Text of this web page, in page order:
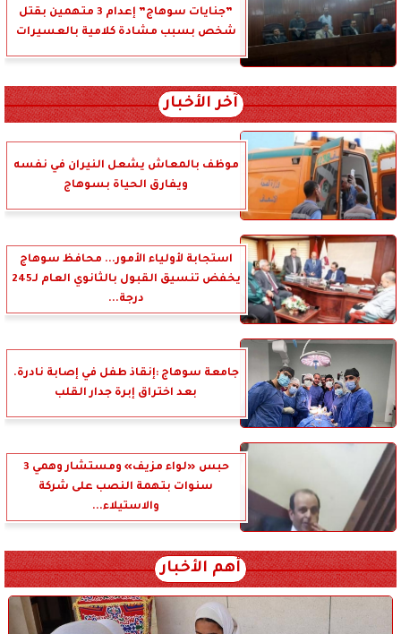
”جنايات سوهاج” إعدام 3 متهمين بقتل
شخص بسبب مشادة كلامية بالعسيرات
آخر الأخبار
موظف بالمعاش يشعل النيران في نفسه
ويفارق الحياة بسوهاج
استجابة لأولياء الأمور... محافظ سوهاج
يخفض تنسيق القبول بالثانوي العام لـ245
درجة...
جامعة سوهاج :إنقاذ طفل في إصابة نادرة.
بعد اختراق إبرة جدار القلب
حبس «لواء مزيف» ومستشار وهمي 3
سنوات بتهمة النصب على شركة
والاستيلاء...
أهم الأخبار